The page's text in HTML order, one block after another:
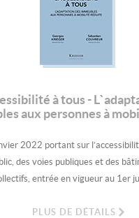
à tous -
aux personnes à
2022 portant sur
des voies publiques et des
entrée en vigueur au 1er
PLUS DE DÉTAILS